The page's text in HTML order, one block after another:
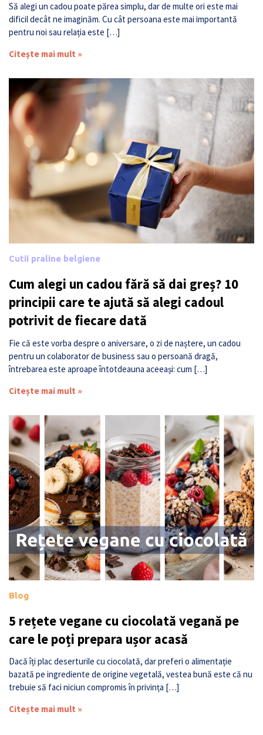
Să alegi un cadou poate părea simplu, dar de multe ori este mai
dificil decât ne imaginăm. Cu cât persoana este mai importantă
pentru noi sau relația este […]
Citește mai mult »
Cutii praline belgiene
Cum alegi un cadou fără să dai greș? 10
principii care te ajută să alegi cadoul
potrivit de fiecare dată
Fie că este vorba despre o aniversare, o zi de naștere, un cadou
pentru un colaborator de business sau o persoană dragă,
întrebarea este aproape întotdeauna aceeași: cum […]
Citește mai mult »
Blog
5 rețete vegane cu ciocolată vegană pe
care le poți prepara ușor acasă
Dacă îți plac deserturile cu ciocolată, dar preferi o alimentație
bazată pe ingrediente de origine vegetală, vestea bună este că nu
trebuie să faci niciun compromis în privința […]
Citește mai mult »